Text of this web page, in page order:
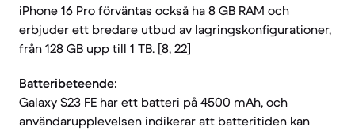
iPhone 16 Pro förväntas också ha 8 GB RAM och
erbjuder ett bredare utbud av lagringskonfigurationer,
från 128 GB upp till 1 TB. [8, 22]
Batteribeteende:
Galaxy S23 FE har ett batteri på 4500 mAh, och
användarupplevelsen indikerar att batteritiden kan